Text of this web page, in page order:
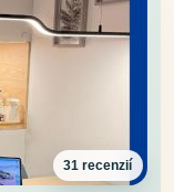
31 recenzií